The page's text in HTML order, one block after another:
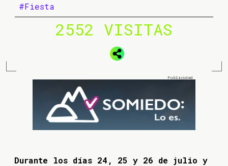
#Fiesta
2552 VISITAS
Durante los días 24, 25 y 26 de julio y